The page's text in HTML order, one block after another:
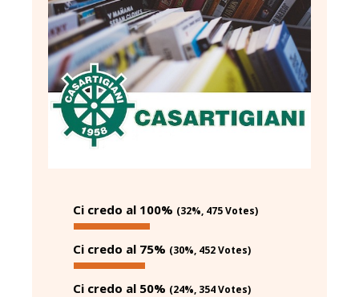
Ci credo al 100% (32%, 475 Votes)
Ci credo al 75% (30%, 452 Votes)
Ci credo al 50% (24%, 354 Votes)